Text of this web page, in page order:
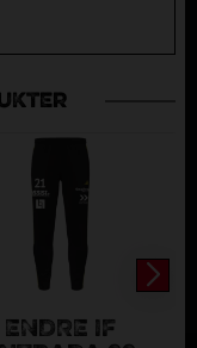
ENDRE IF